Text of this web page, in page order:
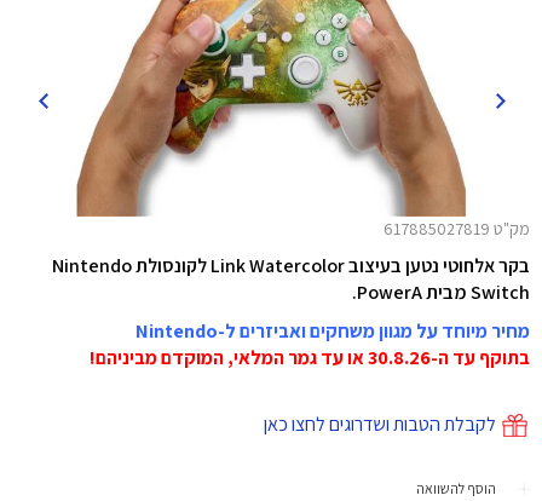
מק"ט 617885027819
בקר אלחוטי נטען בעיצוב Link Watercolor לקונסולת Nintendo
Switch מבית PowerA.
מחיר מיוחד על מגוון משחקים ואביזרים ל-Nintendo
בתוקף עד ה-30.8.26 או עד גמר המלאי, המוקדם מביניהם!
לקבלת הטבות ושדרוגים לחצו כאן
הוסף להשוואה